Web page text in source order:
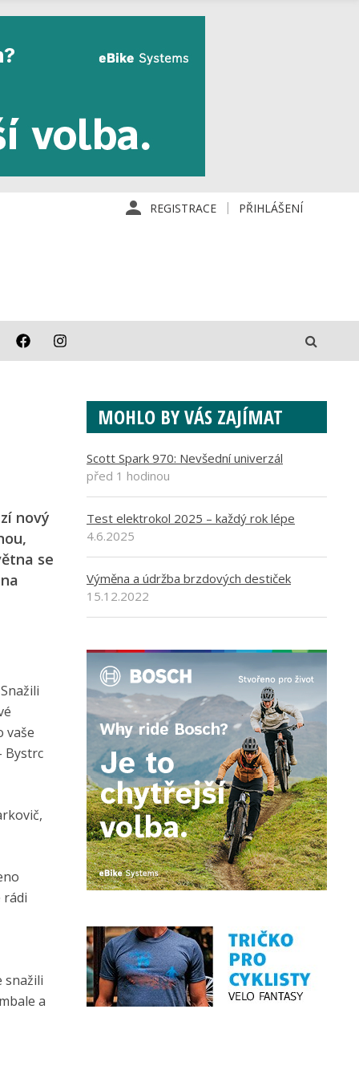
REGISTRACE PŘIHLÁŠENÍ
nový
se
vaše
Bystrc
rádi
snažili
a
MOHLO BY VÁS ZAJÍMAT
Scott Spark 970: Nevšední univerzál
před 1 hodinou
Test elektrokol 2025 – každý rok lépe
4.6.2025
Výměna a údržba brzdových destiček
15.12.2022